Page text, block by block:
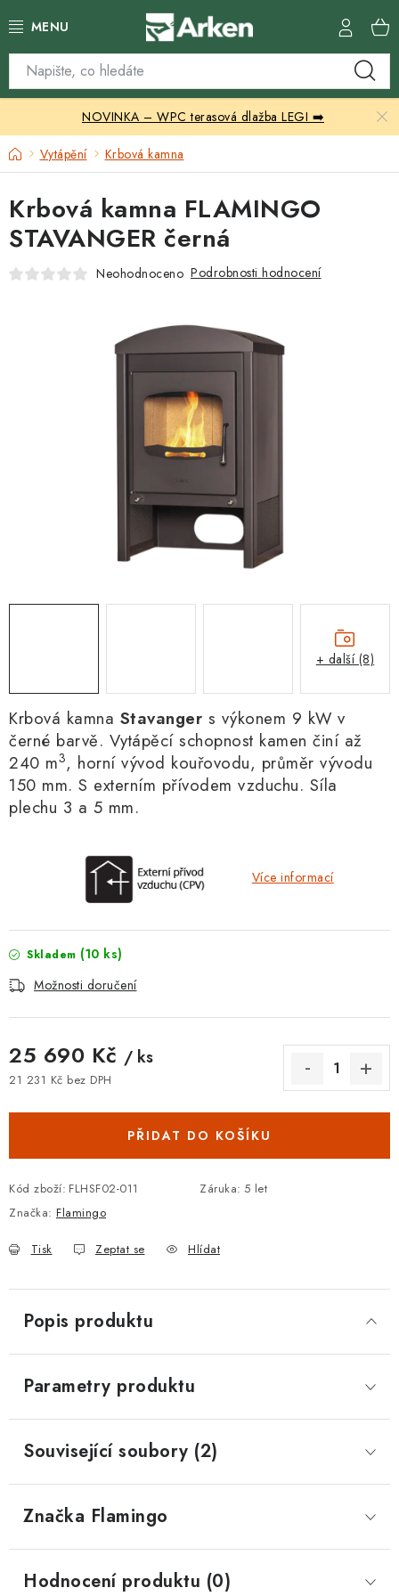
na
Skleníky
Zahradní přístřešky
Zahradní nábytek
Grily a ohniště
NOVINKA – WPC terasová dlažba LEGI ➡️
DomůVytápění Krbová kamna
Krbová kamna Stavanger s výkonem 9 kW v
černé barvě. Vytápěcí schopnost kamen činí až
240 m3, horní vývod kouřovodu, průměr vývodu
150 mm. S externím přívodem vzduchu. Síla
plechu 3 a 5 mm.
Více informací
Skladem (10 ks)
Možnosti doručení
25 690 Kč / ks
21 231 Kč bez DPH
PŘIDAT DO KOŠÍKU
Kód zboží: FLHSF02-011 Záruka: 5 let
Značka: Flamingo
Tisk Zeptat se Hlídat
Krbová kamna FLAMINGO
STAVANGER černá
Neohodnoceno Podrobnosti hodnocení
+ další (8)
Popis produktu
Parametry produktu
Související soubory (2)
Značka Flamingo
Hodnocení produktu (0)